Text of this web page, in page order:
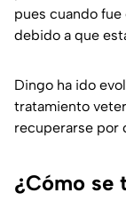
pues cuando
debido a que
Dingo ha ido
tratamiento
recuperarse por
¿Cómo se